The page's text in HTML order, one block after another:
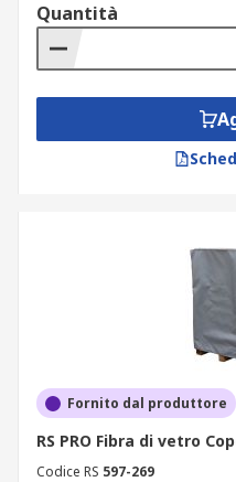
Quantità
Fornito dal produttore
RS PRO Fibra di vetro
Codice RS 597-269